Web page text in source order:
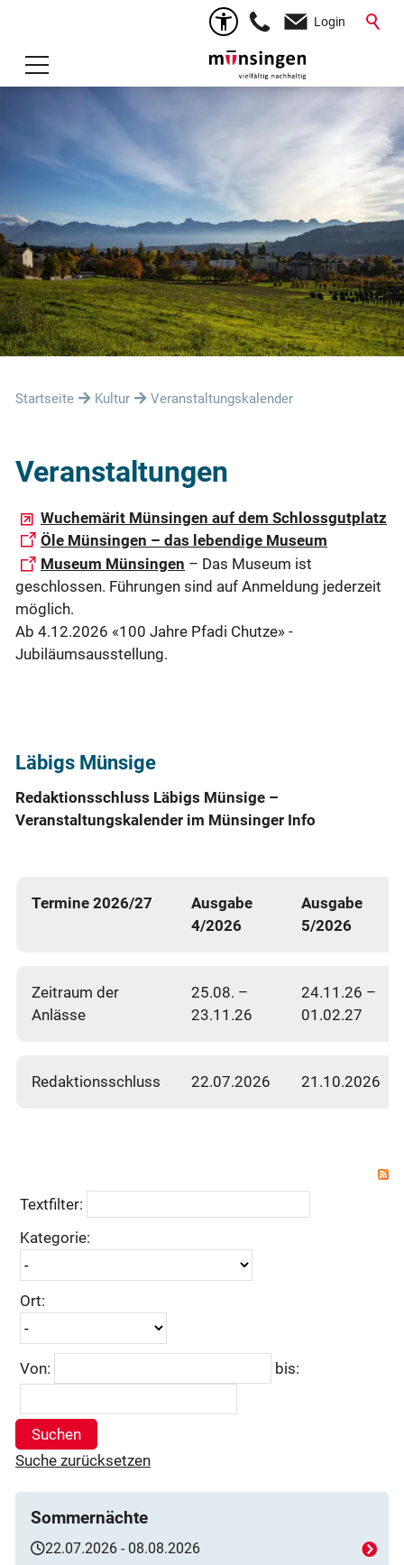
Login
Startseite Kultur Veranstaltungskalender
Veranstaltungen
Wuchemärit Münsingen auf dem Schlossgutplatz
Öle Münsingen – das lebendige Museum
Museum Münsingen – Das Museum ist
geschlossen. Führungen sind auf Anmeldung jederzeit
möglich.
Ab 4.12.2026 «100 Jahre Pfadi Chutze» -
Jubiläumsausstellung.
Läbigs Münsige
Redaktionsschluss Läbigs Münsige –
Veranstaltungskalender im Münsinger Info
Termine 2026/27
Ausgabe
4/2026
Ausgabe
5/2026
Zeitraum der
Anlässe
25.08. –
23.11.26
24.11.26 –
01.02.27
Redaktionsschluss 22.07.2026 21.10.2026
Textfilter:
Kategorie:
Ort:
Von: bis:
Suchen
Suche zurücksetzen
Sommernächte
22.07.2026 - 08.08.2026